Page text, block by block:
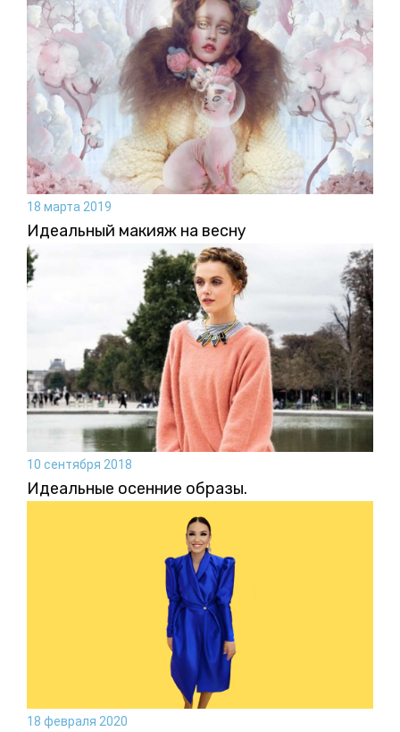
18 марта 2019
Идеальный макияж на весну
10 сентября 2018
Идеальные осенние образы.
18 февраля 2020